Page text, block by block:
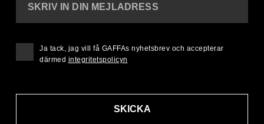
SKRIV IN DIN MEJLADRESS
SKICKA
Ja tack, jag vill få GAFFAs nyhetsbrev och accepterar
därmed integritetspolicyn